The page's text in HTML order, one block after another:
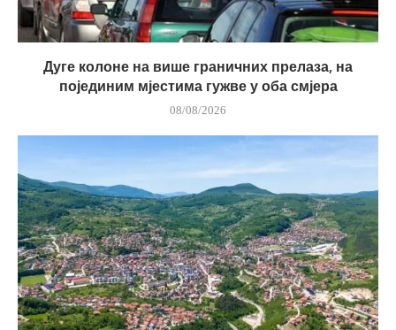
Дуге колоне на више граничних прелаза, на
појединим мјестима гужве у оба смјера
08/08/2026